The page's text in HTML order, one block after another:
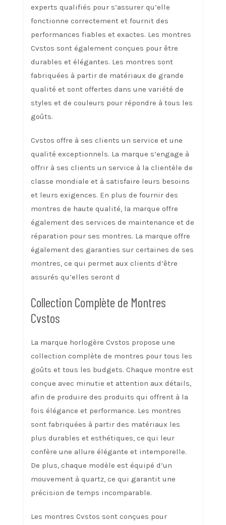
experts qualifiés pour s’assurer qu’elle
fonctionne correctement et fournit des
performances fiables et exactes. Les montres
Cvstos sont également conçues pour être
durables et élégantes. Les montres sont
fabriquées à partir de matériaux de grande
qualité et sont offertes dans une variété de
styles et de couleurs pour répondre à tous les
goûts.
Cvstos offre à ses clients un service et une
qualité exceptionnels. La marque s’engage à
offrir à ses clients un service à la clientèle de
classe mondiale et à satisfaire leurs besoins
et leurs exigences. En plus de fournir des
montres de haute qualité, la marque offre
également des services de maintenance et de
réparation pour ses montres. La marque offre
également des garanties sur certaines de ses
montres, ce qui permet aux clients d’être
assurés qu’elles seront d
Collection Complète de Montres
Cvstos
La marque horlogère Cvstos propose une
collection complète de montres pour tous les
goûts et tous les budgets. Chaque montre est
conçue avec minutie et attention aux détails,
afin de produire des produits qui offrent à la
fois élégance et performance. Les montres
sont fabriquées à partir des matériaux les
plus durables et esthétiques, ce qui leur
confère une allure élégante et intemporelle.
De plus, chaque modèle est équipé d’un
mouvement à quartz, ce qui garantit une
précision de temps incomparable.
Les montres Cvstos sont conçues pour